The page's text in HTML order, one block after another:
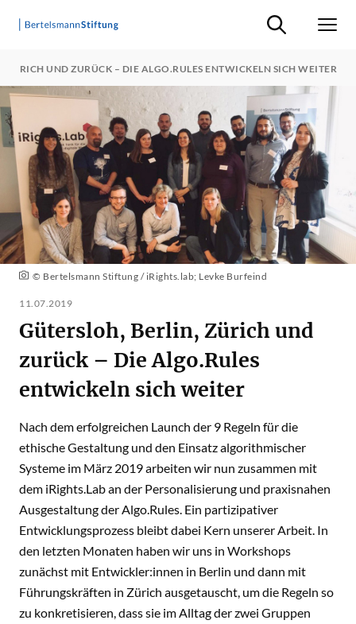
Suche ein-/
ZÜRICH UND ZURÜCK – DIE ALGO.RULES ENTWICKELN SICH WEITER
© Bertelsmann Stiftung / iRights.lab; Levke Burfeind
11.07.2019
Gütersloh, Berlin, Zürich und
zurück – Die Algo.Rules
entwickeln sich weiter
Nach dem erfolgreichen Launch der 9 Regeln für die
ethische Gestaltung und den Einsatz algorithmischer
Systeme im März 2019arbeiten wir nun zusammen mit
dem iRights.Lab an der Personalisierung und praxisnahen
Ausgestaltung der Algo.Rules. Ein partizipativer
Entwicklungsprozess bleibt dabei Kern unserer Arbeit. In
den letzten Monaten haben wir uns in Workshops
zunächst mit Entwickler:innen in Berlin und dann mit
Führungskräften in Zürich ausgetauscht, um die Regeln so
zu konkretisieren, dass sie im Alltag der zwei Gruppen